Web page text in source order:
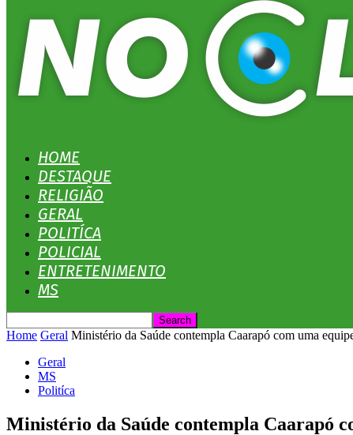
HOME
DESTAQUE
RELIGIÃO
GERAL
POLITÍCA
POLICIAL
ENTRETENIMENTO
MS
Home Geral Ministério da Saúde contempla Caarapó com uma
Geral
MS
Politíca
Ministério da Saúde contempla Caarapó